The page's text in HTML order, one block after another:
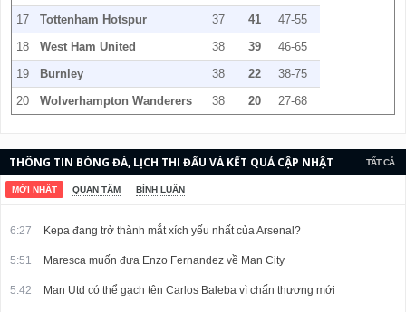
17
Tottenham Hotspur 37 41
47-55
18
West Ham United 38 39
46-65
19
Burnley 38 22
38-75
20
Wolverhampton Wanderers 38 20 27-68
TẤT CẢ
THÔNG TIN BÓNG ĐÁ, LỊCH THI ĐẤU VÀ KẾT QUẢ CẬP NHẬT
LIÊN TỤC.
MỚI NHẤT QUAN TÂM BÌNH LUẬN
6:27 Kepa đang trở thành mắt xích yếu nhất của Arsenal?
5:51 Maresca muốn đưa Enzo Fernandez về Man City
5:42 Man Utd có thể gạch tên Carlos Baleba vì chấn thương mới